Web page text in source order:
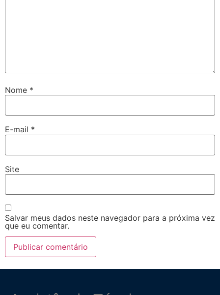
Nome *
E-mail *
Site
Salvar meus dados neste navegador para a próxima vez
que eu comentar.